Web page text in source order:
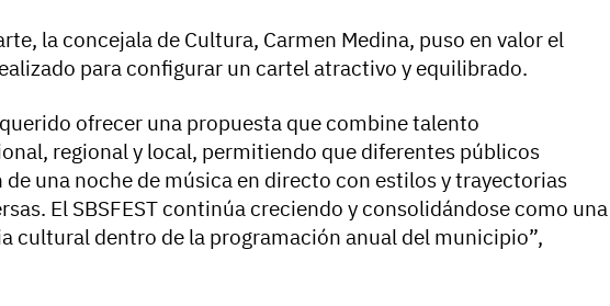
la concejala de Cultura, Carmen Medina, puso en valor el
para configurar un cartel atractivo y equilibrado.
ofrecer una propuesta que combine talento
regional y local, permitiendo que diferentes públicos
una noche de música en directo con estilos y trayectorias
El SBSFEST continúa creciendo y consolidándose como una
cultural dentro de la programación anual del municipio”,